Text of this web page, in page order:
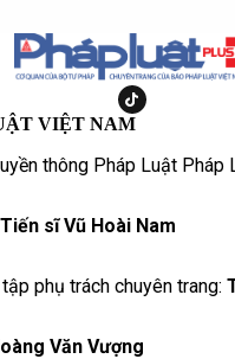
VIỆT NAM
thông Pháp Luật Pháp
Tiến sĩ Vũ Hoài Nam
phụ trách chuyên trang:
Văn Vượng